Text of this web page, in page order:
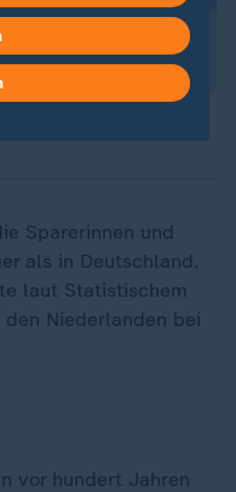
Sparerinnen und
als in Deutschland.
laut Statistischem
Niederlanden bei
vor hundert Jahren